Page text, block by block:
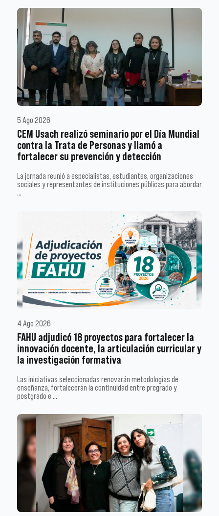
5 Ago 2026
CEM Usach realizó seminario por el Día Mundial
contra la Trata de Personas y llamó a
fortalecer su prevención y detección
La jornada reunió a especialistas, estudiantes, organizaciones
sociales y representantes de instituciones públicas para abordar
…
4 Ago 2026
FAHU adjudicó 18 proyectos para fortalecer la
innovación docente, la articulación curricular y
la investigación formativa
Las iniciativas seleccionadas renovarán metodologías de
enseñanza, fortalecerán la continuidad entre pregrado y
postgrado e …